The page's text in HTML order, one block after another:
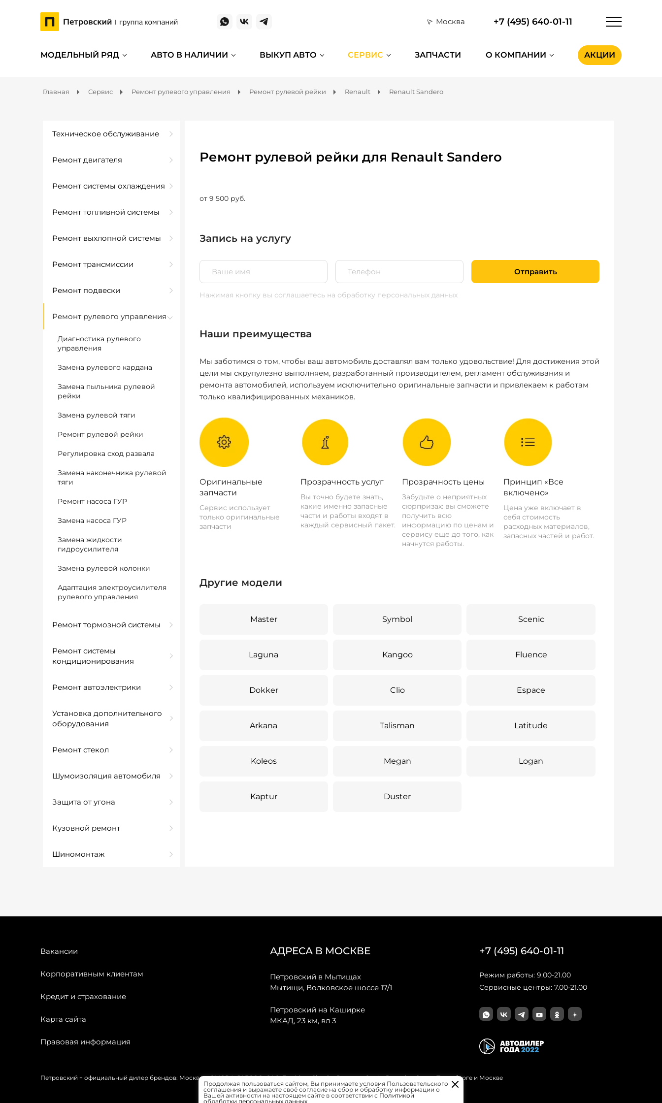
Москва +7 (495) 640-01-11
МОДЕЛЬНЫЙ РЯД АВТО В НАЛИЧИИ ВЫКУП АВТО СЕРВИС ЗАПЧАСТИ О КОМПАНИИ АКЦИИ
Главная Сервис Ремонт рулевого управления Ремонт рулевой рейки Renault Renault Sandero
Техническое обслуживание
Ремонт двигателя
Ремонт системы охлаждения
Ремонт топливной системы
Ремонт выхлопной системы
Ремонт трансмиссии
Ремонт подвески
Ремонт рулевого управления
Диагностика рулевого
управления
Замена рулевого кардана
Замена пыльника рулевой
рейки
Замена рулевой тяги
Ремонт рулевой рейки
Регулировка сход развала
Замена наконечника рулевой
тяги
Ремонт насоса ГУР
Замена насоса ГУР
Замена жидкости
гидроусилителя
Замена рулевой колонки
Адаптация электроусилителя
рулевого управления
Ремонт тормозной системы
Ремонт системы
кондиционирования
Ремонт автоэлектрики
Установка дополнительного
оборудования
Ремонт стекол
Шумоизоляция автомобиля
Защита от угона
Кузовной ремонт
Шиномонтаж
Ремонт рулевой рейки для Renault Sandero
от 9 500 руб.
Запись на услугу
Отправить
Нажимая кнопку вы соглашаетесь на обработку персональных данных
Наши преимущества
Мы заботимся о том, чтобы ваш автомобиль доставлял вам только удовольствие! Для достижения этой
цели мы скрупулезно выполняем, разработанный производителем, регламент обслуживания и
ремонта автомобилей, используем исключительно оригинальные запчасти и привлекаем к работам
только квалифицированных механиков.
Оригинальные
запчасти
Сервис использует
только оригинальные
запчасти
Прозрачность услуг
Вы точно будете знать,
какие именно запасные
части и работы входят в
каждый сервисный пакет.
Прозрачность цены
Забудьте о неприятных
сюрпризах: вы сможете
получить всю
информацию по ценам и
сервису еще до того, как
начнутся работы.
Принцип «Все
включено»
Цена уже включает в
себя стоимость
расходных материалов,
запасных частей и работ.
Другие модели
Master Symbol Scenic
Laguna Kangoo Fluence
Dokker Clio Espace
Arkana Talisman Latitude
Koleos Megan Logan
Kaptur Duster
Вакансии
Корпоративным клиентам
Кредит и страхование
Карта сайта
Правовая информация
АДРЕСА В МОСКВЕ
Петровский в Мытищах
Мытищи, Волковское шоссе 17/1
Петровский на Каширке
МКАД, 23 км, вл 3
+7 (495) 640-01-11
Режим работы: 9.00-21.00
Сервисные центры: 7.00-21.00
Петровский − официальный дилер брендов: Москвич, OMODA, JAECOO, GAC, Forthing, Citroёn, Peugeot, Opel и Renault в Санкт-Петербурге и Москве
Продолжая пользоваться сайтом, Вы принимаете условия Пользовательского
соглашения и выражаете своё согласие на сбор и обработку информации о
Вашей активности на настоящем сайте в соответствии с Политикой
обработки персональных данных